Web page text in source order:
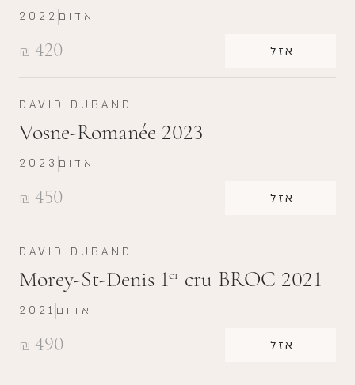
₪ 420 אזל
2022 אדום
DAVID DUBAND
Vosne-Romanée 2023
₪ 450 אזל
2023 אדום
DAVID DUBAND
Morey-St-Denis 1er cru BROC 2021
₪ 490 אזל
2021 אדום